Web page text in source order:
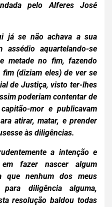
pelo Alferes José
já se não achava a sua
aquartelando-se
metade no fim, fazendo
(diziam eles) de ver se
de Justiça, visto ter-lhes
poderiam contentar de
capitão-mor e publicavam
atirar, matar, e prender
às diligências.
a intenção e
fazer nascer algum
que nenhum dos meus
diligência alguma,
resolução baldou todas